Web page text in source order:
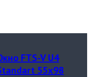
FTS-V U4
55х98